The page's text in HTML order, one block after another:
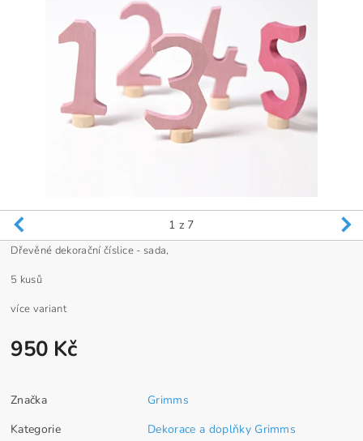
1 z 7
Dřevěné dekorační číslice - sada,
5 kusů
více variant
950 Kč
Značka
Grimms
Kategorie
Dekorace a doplňky Grimms